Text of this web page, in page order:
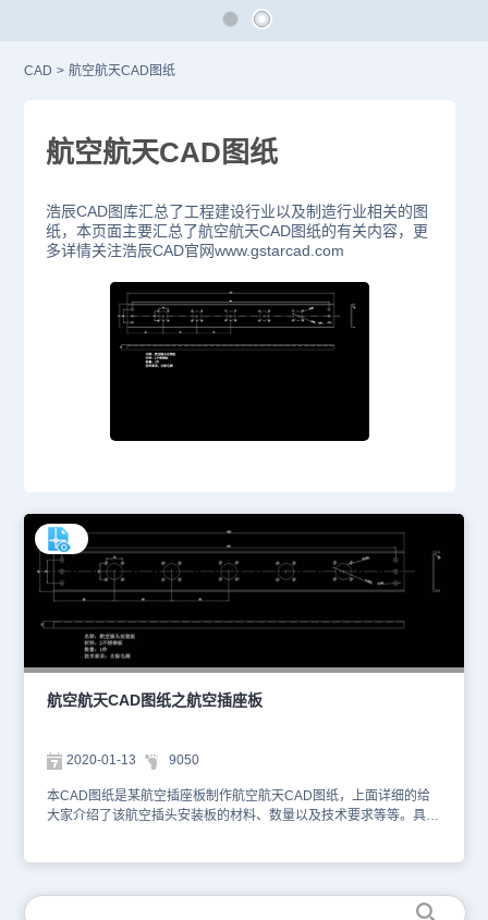
CAD > 航空航天CAD图纸
航空航天CAD图纸
浩辰CAD图库汇总了工程建设行业以及制造行业相关的图
纸，本页面主要汇总了航空航天CAD图纸的有关内容，更
多详情关注浩辰CAD官网www.gstarcad.com
航空航天CAD图纸之航空插座板
2020-01-13 9050
本CAD图纸是某航空插座板制作航空航天CAD图纸，上面详细的给
大家介绍了该航空插头安装板的材料、数量以及技术要求等等。具体
业用途。